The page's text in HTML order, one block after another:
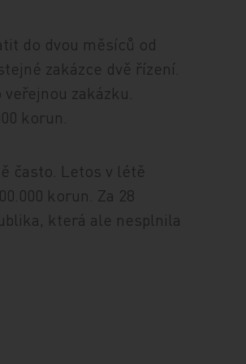
do dvou měsíců od
zakázce dvě řízení.
zakázku.
korun.
často. Letos v létě
korun. Za 28
která ale nesplnila